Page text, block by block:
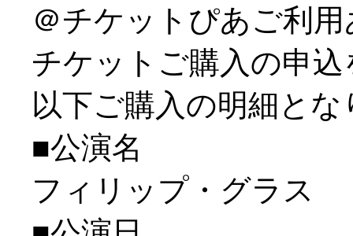
＠チケットぴあご利
チケットご購入の申
以下ご購入の明細とな
■公演名
フィリップ・グラス